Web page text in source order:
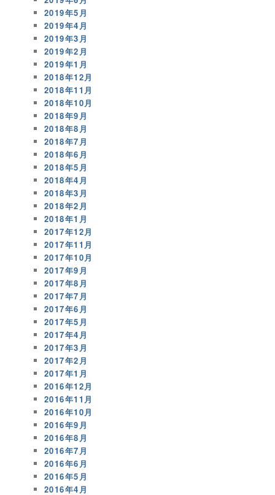
2019年5月
2019年4月
2019年3月
2019年2月
2019年1月
2018年12月
2018年11月
2018年10月
2018年9月
2018年8月
2018年7月
2018年6月
2018年5月
2018年4月
2018年3月
2018年2月
2018年1月
2017年12月
2017年11月
2017年10月
2017年9月
2017年8月
2017年7月
2017年6月
2017年5月
2017年4月
2017年3月
2017年2月
2017年1月
2016年12月
2016年11月
2016年10月
2016年9月
2016年8月
2016年7月
2016年6月
2016年5月
2016年4月